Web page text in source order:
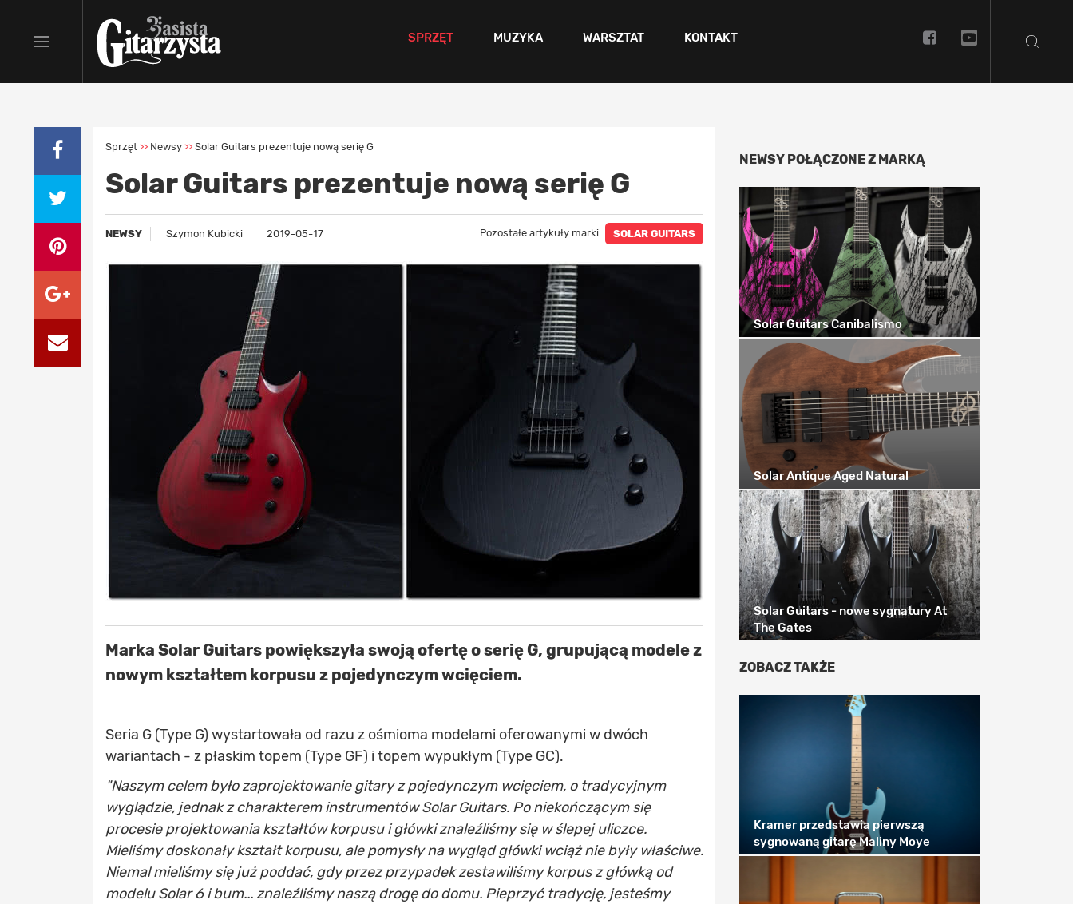
SPRZĘT MUZYKA WARSZTAT KONTAKT
Sprzęt >> Newsy >> Solar Guitars prezentuje nową serię G
Solar Guitars prezentuje nową serię G
NEWSY Szymon Kubicki 2019-05-17 Pozostałe artykuły marki SOLAR GUITARS
Marka Solar Guitars powiększyła swoją ofertę o serię G, grupującą modele z
nowym kształtem korpusu z pojedynczym wcięciem.
Seria G (Type G) wystartowała od razu z ośmioma modelami oferowanymi w dwóch
wariantach - z płaskim topem (Type GF) i topem wypukłym (Type GC).
"Naszym celem było zaprojektowanie gitary z pojedynczym wcięciem, o tradycyjnym
wyglądzie, jednak z charakterem instrumentów Solar Guitars. Po niekończącym się
procesie projektowania kształtów korpusu i główki znaleźliśmy się w ślepej uliczce.
Mieliśmy doskonały kształt korpusu, ale pomysły na wygląd główki wciąż nie były właściwe.
Niemal mieliśmy się już poddać, gdy przez przypadek zestawiliśmy korpus z główką od
modelu Solar 6 i bum... znaleźliśmy naszą drogę do domu. Pieprzyć tradycję, jesteśmy
NEWSY POŁĄCZONE Z MARKĄ
Solar Guitars Canibalismo
Solar Antique Aged Natural
Solar Guitars - nowe sygnatury At
The Gates
ZOBACZ TAKŻE
Kramer przedstawia pierwszą
sygnowaną gitarę Maliny Moye